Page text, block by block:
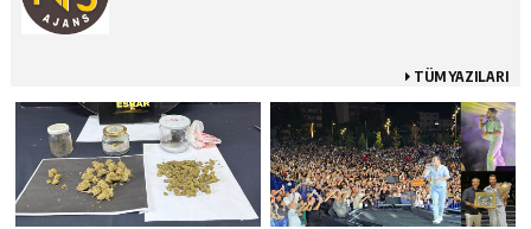
TÜM YAZILARI